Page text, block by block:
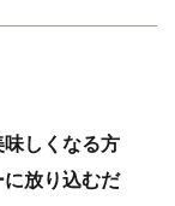
しくなる方
放り込むだ